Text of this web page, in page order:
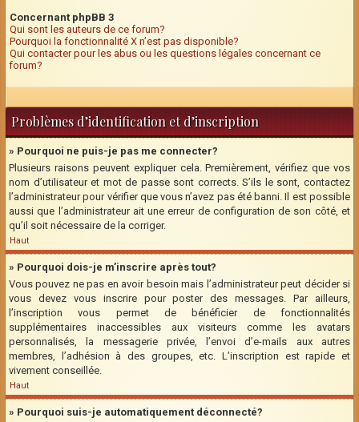
Concernant phpBB 3
Qui sont les auteurs de ce forum?
Pourquoi la fonctionnalité X n’est pas disponible?
Qui contacter pour les abus ou les questions légales concernant ce
forum?
Problèmes d’identification et d’inscription
» Pourquoi ne puis-je pas me connecter?
Plusieurs raisons peuvent expliquer cela. Premièrement, vérifiez que vos
nom d’utilisateur et mot de passe sont corrects. S’ils le sont, contactez
l’administrateur pour vérifier que vous n’avez pas été banni. Il est possible
aussi que l’administrateur ait une erreur de configuration de son côté, et
qu’il soit nécessaire de la corriger.
Haut
» Pourquoi dois-je m’inscrire après tout?
Vous pouvez ne pas en avoir besoin mais l’administrateur peut décider si
vous devez vous inscrire pour poster des messages. Par ailleurs,
l’inscription vous permet de bénéficier de fonctionnalités
supplémentaires inaccessibles aux visiteurs comme les avatars
personnalisés, la messagerie privée, l’envoi d’e-mails aux autres
membres, l’adhésion à des groupes, etc. L’inscription est rapide et
vivement conseillée.
Haut
» Pourquoi suis-je automatiquement déconnecté?